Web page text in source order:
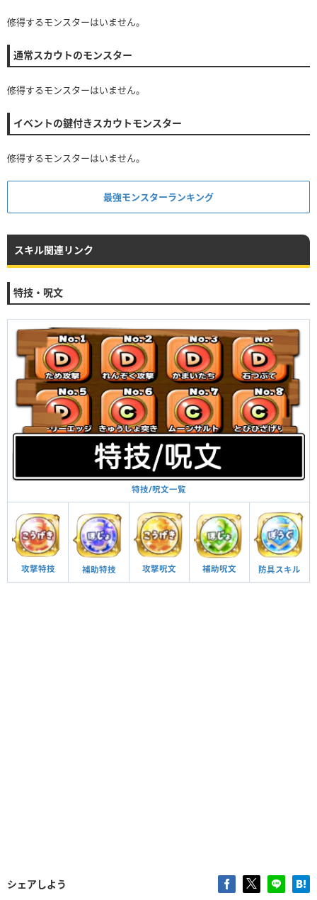
修得するモンスターはいません。
通常スカウトのモンスター
修得するモンスターはいません。
イベントの鍵付きスカウトモンスター
修得するモンスターはいません。
最強モンスターランキング
スキル関連リンク
特技・呪文
特技/呪文一覧
攻撃特技 補助特技 攻撃呪文 補助呪文 防具スキル
シェアしよう